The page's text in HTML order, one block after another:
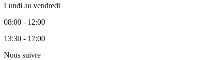
Lundi au vendredi
08:00 - 12:00
13:30 - 17:00
Nous suivre